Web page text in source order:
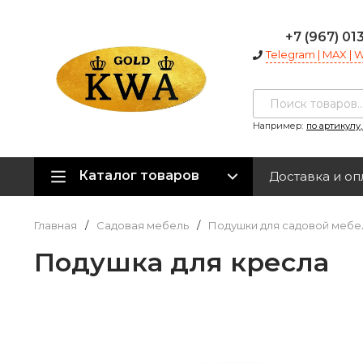
+7 (967)
Telegram | MAX |
Например: по
Каталог товаров Доставка и
Главная / Садовая мебель / Подушки для садовой
Подушка для кресла